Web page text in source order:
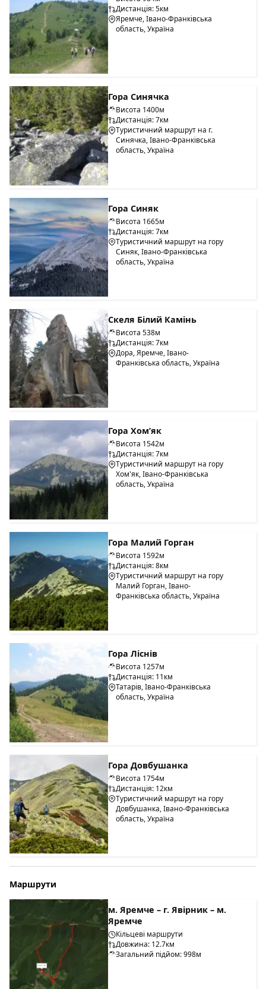
Дистанція: 5км
Яремче, Івано-Франківська
область, Україна
Гора Синячка
Висота 1400м
Дистанція: 7км
Туристичний маршрут на г.
Синячка, Івано-Франківська
область, Україна
Гора Синяк
Висота 1665м
Дистанція: 7км
Туристичний маршрут на гору
Синяк, Івано-Франківська
область, Україна
Скеля Білий Камінь
Висота 538м
Дистанція: 7км
Дора, Яремче, Івано-
Франківська область, Україна
Гора Хом’як
Висота 1542м
Дистанція: 7км
Туристичний маршрут на гору
Хом'як, Івано-Франківська
область, Україна
Гора Малий Горган
Висота 1592м
Дистанція: 8км
Туристичний маршрут на гору
Малий Горган, Івано-
Франківська область, Україна
Гора Ліснів
Висота 1257м
Дистанція: 11км
Татарів, Івано-Франківська
область, Україна
Гора Довбушанка
Висота 1754м
Дистанція: 12км
Туристичний маршрут на гору
Довбушанка, Івано-Франківська
область, Україна
Маршрути
м. Яремче – г. Явірник – м.
Яремче
Кільцеві маршрути
Довжина: 12.7км
Загальний підйом: 998м